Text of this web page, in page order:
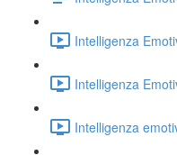
Intelligenza
Intelligenza
Intelligenza